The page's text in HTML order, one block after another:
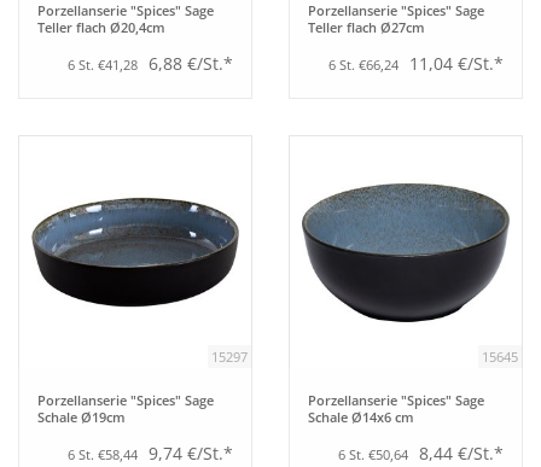
Küche
Porzellanserie "Spices" Sage
Teller flach Ø20,4cm
6 St. €41,28 6,88 €/St.*
Porzellanserie "Spices" Sage
Teller flach Ø27cm
6 St. €66,24 11,04 €/St.*
15297
Porzellanserie "Spices" Sage
Schale Ø19cm
6 St. €58,44 9,74 €/St.*
15645
Porzellanserie "Spices" Sage
Schale Ø14x6 cm
6 St. €50,64 8,44 €/St.*